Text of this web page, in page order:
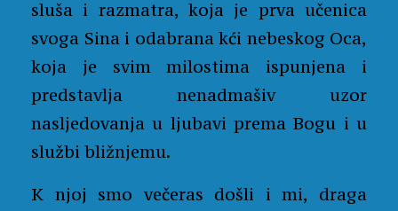
sluša i razmatra, koja je prva učenica
svoga Sina i odabrana kći nebeskog Oca,
koja je svim milostima ispunjena i
predstavlja nenadmašiv uzor
nasljedovanja u ljubavi prema Bogu i u
službi bližnjemu.
K njoj smo večeras došli i mi, draga